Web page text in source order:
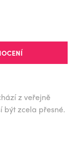
z veřejně
být zcela přesné.